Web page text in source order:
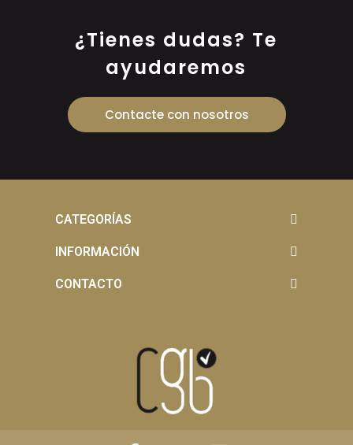
¿Tienes dudas? Te
ayudaremos
Contacte con nosotros
CATEGORÍAS
INFORMACIÓN
CONTACTO